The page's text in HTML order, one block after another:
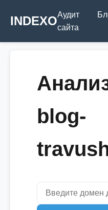
INDEXOАудит
сайта
blog-